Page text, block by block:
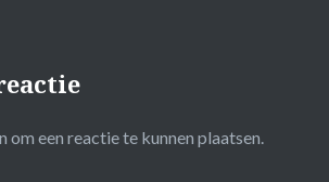
om een reactie te kunnen plaatsen.